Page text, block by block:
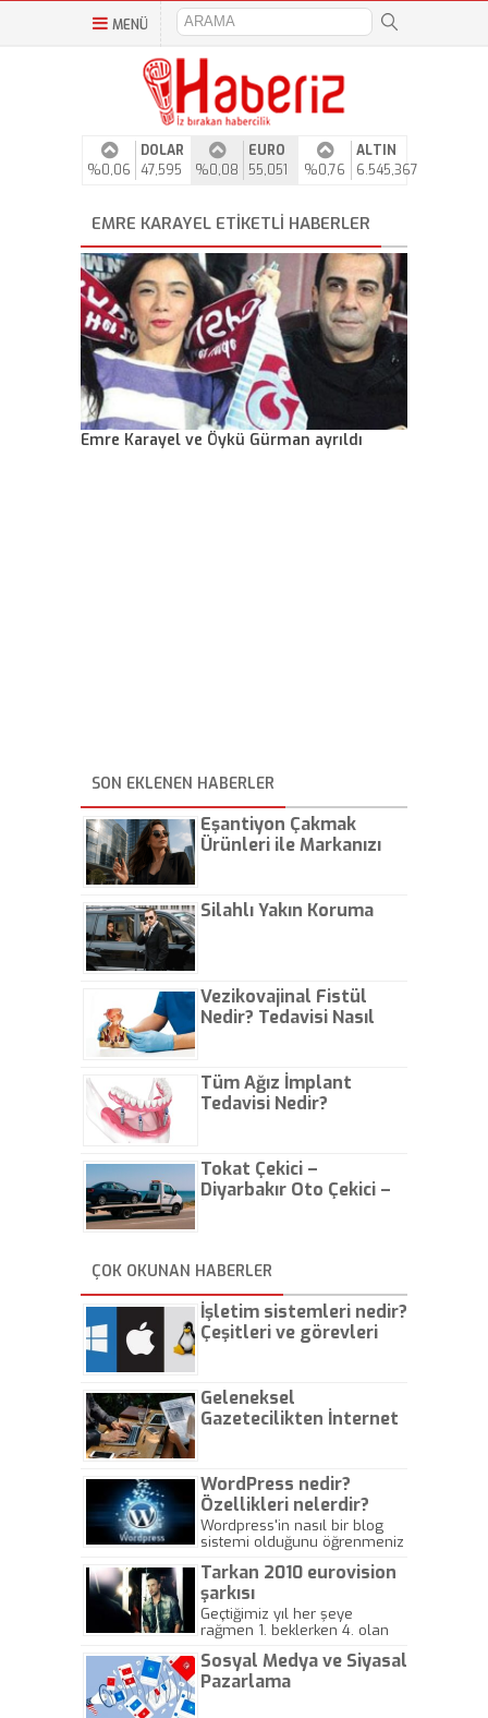
MENÜ
%0,06
DOLAR
47,595
%0,08
EURO
55,051
%0,76
ALTIN
6.545,367
EMRE KARAYEL ETIKETLI HABERLER
Emre Karayel ve Öykü Gürman ayrıldı
SON EKLENEN HABERLER
Eşantiyon Çakmak
Ürünleri ile Markanızı
Silahlı Yakın Koruma
Vezikovajinal Fistül
Nedir? Tedavisi Nasıl
Tüm Ağız İmplant
Tedavisi Nedir?
Tokat Çekici –
Diyarbakır Oto Çekici –
ÇOK OKUNAN HABERLER
İşletim sistemleri nedir?
Çeşitleri ve görevleri
Geleneksel
Gazetecilikten İnternet
WordPress nedir?
Özellikleri nelerdir?
Wordpress'in nasıl bir blog
sistemi olduğunu öğrenmeniz
Tarkan 2010 eurovision
şarkısı
Geçtiğimiz yıl her şeye
rağmen 1. beklerken 4. olan
gösterisinin bu yarışmada
önemli olmadığını anlamıştır.
Sosyal Medya ve Siyasal
Pazarlama